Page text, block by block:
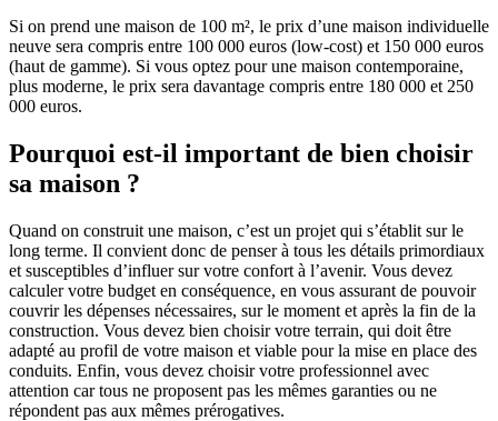
Si on prend une maison de 100 m², le prix d’une maison individuelle
neuve sera compris entre 100 000 euros (low-cost) et 150 000 euros
(haut de gamme). Si vous optez pour une maison contemporaine,
plus moderne, le prix sera davantage compris entre 180 000 et 250
000 euros.
Pourquoi est-il important de bien choisir
sa maison ?
Quand on construit une maison, c’est un projet qui s’établit sur le
long terme. Il convient donc de penser à tous les détails primordiaux
et susceptibles d’influer sur votre confort à l’avenir. Vous devez
calculer votre budget en conséquence, en vous assurant de pouvoir
couvrir les dépenses nécessaires, sur le moment et après la fin de la
construction. Vous devez bien choisir votre terrain, qui doit être
adapté au profil de votre maison et viable pour la mise en place des
conduits. Enfin, vous devez choisir votre professionnel avec
attention car tous ne proposent pas les mêmes garanties ou ne
répondent pas aux mêmes prérogatives.